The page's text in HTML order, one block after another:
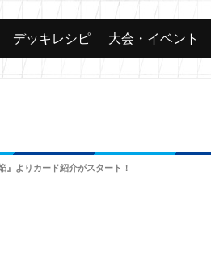
カード 大会
デッキレシピ 大会・イベント
』よりカード紹介がスタート！